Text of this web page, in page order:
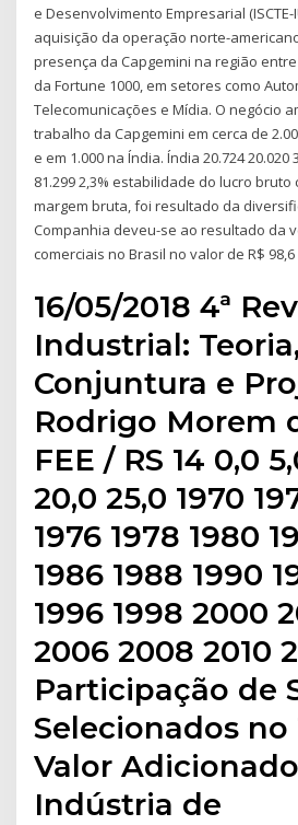
e Desenvolvimento Empresarial (ISCTE-
aquisição da operação norte-
presença da Capgemini na região
da Fortune 1000, em setores como
Telecomunicações e Mídia. O negócio
trabalho da Capgemini em cerca de
e em 1.000 na Índia. Índia 20.724 20.020
81.299 2,3% estabilidade do lucro
margem bruta, foi resultado da
Companhia deveu-se ao resultado da
comerciais no Brasil no valor de R$
16/05/2018 4ª
Industrial: Teoria,
Conjuntura e
Rodrigo Morem
FEE / RS 14 0,0
20,0 25,0 1970
1976 1978 1980
1986 1988 1990
1996 1998 2000
2006 2008 2010
Participação de
Selecionados no
Valor
Indústria de